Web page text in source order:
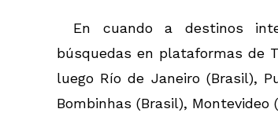
En cuando a destinos
búsquedas en plataformas de
luego Río de Janeiro (Brasil),
Bombinhas (Brasil), Montevideo